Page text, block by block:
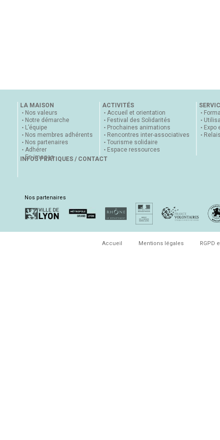
LA MAISON
Nos valeurs
Notre démarche
L’équipe
Nos membres adhérents
Nos partenaires
Adhérer
En images
ACTIVITÉS
Accueil et orientation
Festival des Solidarités
Prochaines animations
Rencontres inter-associatives
Tourisme solidaire
Espace ressources
Expo
INFOS PRATIQUES / CONTACT
Nos partenaires
Accueil Mentions légales RGPD